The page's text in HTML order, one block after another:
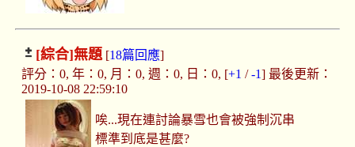
[綜合]無題[18篇回應]
評分：0, 年：0, 月：0, 週：0, 日：0, [+1 /-1] 最後更新：
2019-10-08 22:59:10
唉...現在連討論暴雪也會被強制沉串
標準到底是甚麼?